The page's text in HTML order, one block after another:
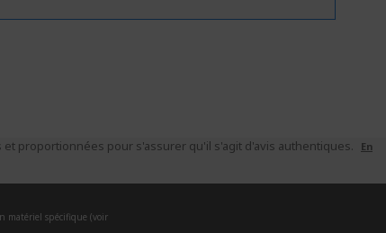
proportionnées pour s'assurer qu'il s'agit d'avis authentiques.
En
matériel spécifique (voir